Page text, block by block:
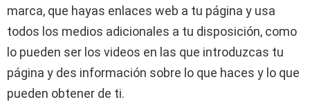
marca, que hayas enlaces web a tu página y usa
todos los medios adicionales a tu disposición, como
lo pueden ser los videos en las que introduzcas tu
página y des información sobre lo que haces y lo que
pueden obtener de ti.